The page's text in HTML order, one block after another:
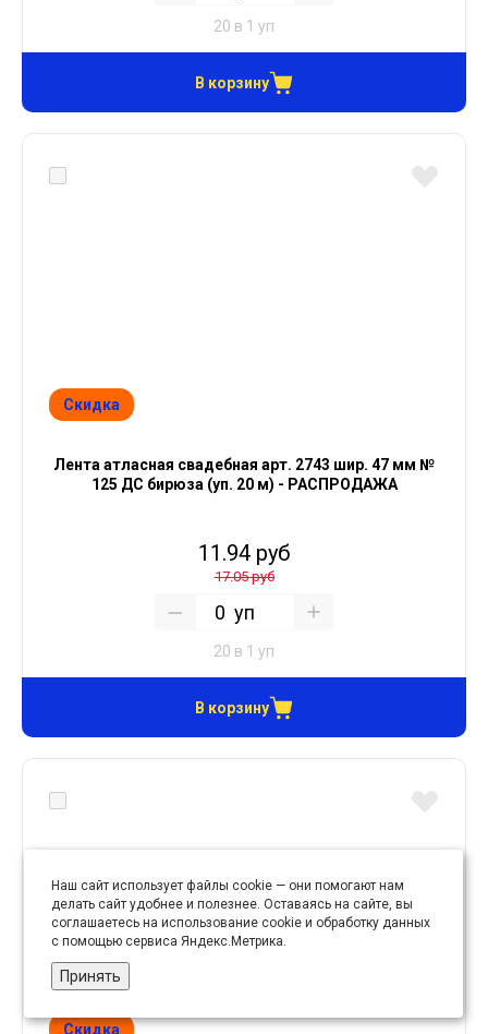
20 в 1 уп
В корзину
Скидка
Лента атласная свадебная арт. 2743 шир. 47 мм №
125 ДС бирюза (уп. 20 м) - РАСПРОДАЖА
11.94 руб
17.05 руб
уп
20 в 1 уп
В корзину
Скидка
Наш сайт использует файлы cookie — они помогают нам
делать сайт удобнее и полезнее. Оставаясь на сайте, вы
соглашаетесь на использование cookie и обработку данных
с помощью сервиса Яндекс.Метрика.
Принять